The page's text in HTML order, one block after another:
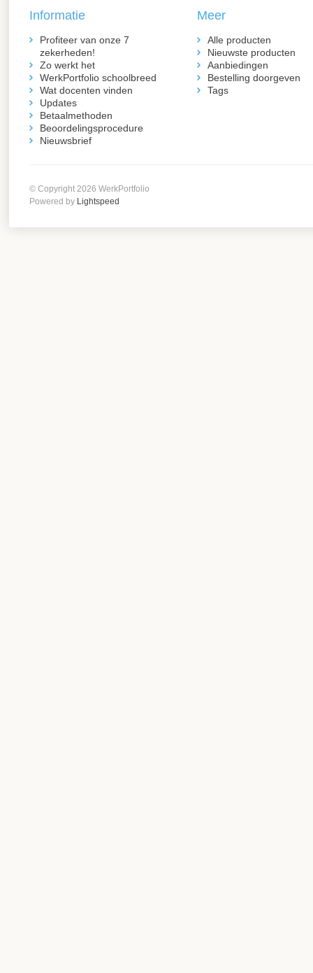
Informatie
Profiteer van onze 7
zekerheden!
Zo werkt het
WerkPortfolio schoolbreed
Wat docenten vinden
Updates
Betaalmethoden
Beoordelingsprocedure
Nieuwsbrief
Meer
Alle producten
Nieuwste producten
Aanbiedingen
Bestelling doorgeven
Tags
© Copyright 2026 WerkPortfolio
Powered by Lightspeed